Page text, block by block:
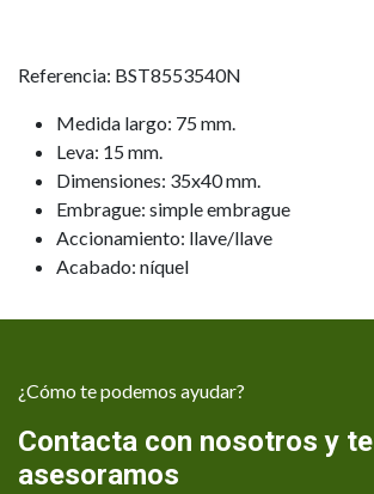
Referencia: BST8553540N
Medida largo: 75 mm.
Leva: 15 mm.
Dimensiones: 35x40 mm.
Embrague: simple embrague
Accionamiento: llave/llave
Acabado: níquel
¿Cómo te podemos ayudar?
Contacta con nosotros y te
asesoramos